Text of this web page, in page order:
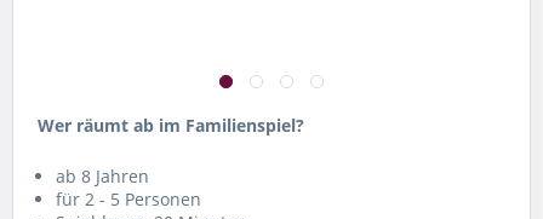
Wer räumt ab im Familienspiel?
ab 8 Jahren
für 2 - 5 Personen